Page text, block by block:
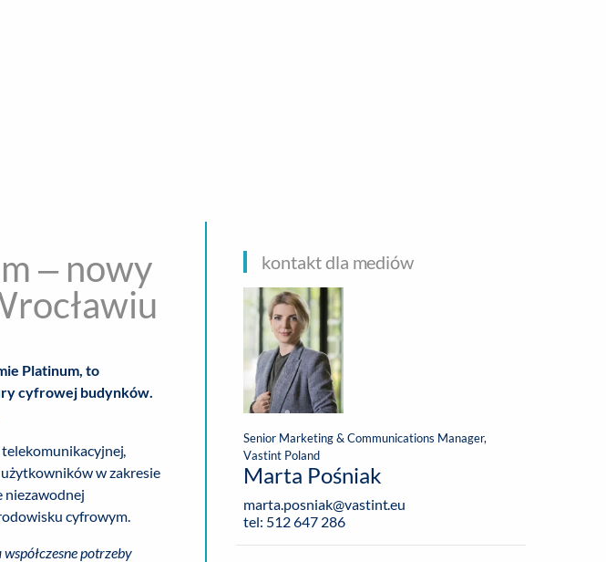
– nowy
Platinum, to
cyfrowej budynków.
w zakresie
niezawodnej
cyfrowym.
potrzeby
kontakt dla mediów
Senior Marketing & Communications Manager,
Vastint Poland
Marta Pośniak
marta.posniak@vastint.eu
tel: 512 647 286